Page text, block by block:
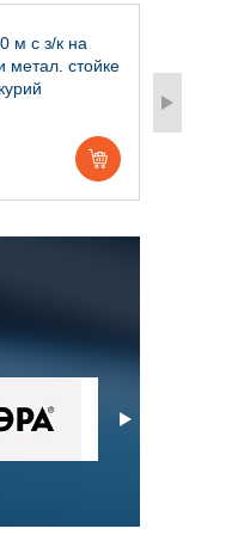
м с з/к на
метал. стойке